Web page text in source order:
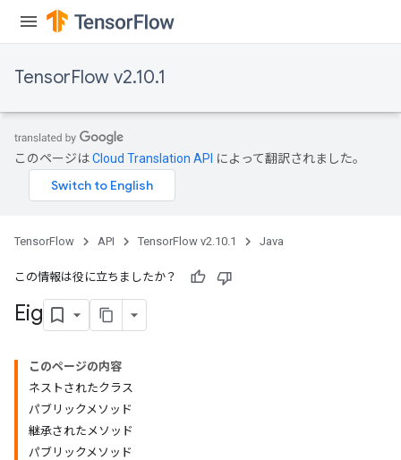
TensorFlow v2.10.1
このページはCloud Translation API によって翻訳されました。
TensorFlow API TensorFlow v2.10.1 Java
この情報は役に立ちましたか？
Eig
このページの内容
ネストされたクラス
パブリックメソッド
継承されたメソッド
パブリックメソッド